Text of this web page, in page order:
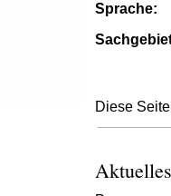
Sprache:
Diese Seite
Aktuelles